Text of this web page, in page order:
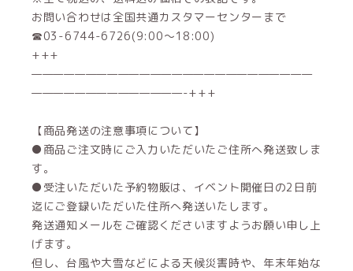
お問い合わせは全国共通カスタマーセンターまで
☎03-6744-6726(9:00～18:00)
+++
——————————————————————————
——————————————-+++
【商品発送の注意事項について】
●商品ご注文時にご入力いただいたご住所へ発送致しま
す。
●受注いただいた予約物販は、イベント開催日の2日前
迄にご登録いただいた住所へ発送いたします。
発送通知メールをご確認くださいますようお願い申し上
げます。
但し、台風や大雪などによる天候災害時や、年末年始な